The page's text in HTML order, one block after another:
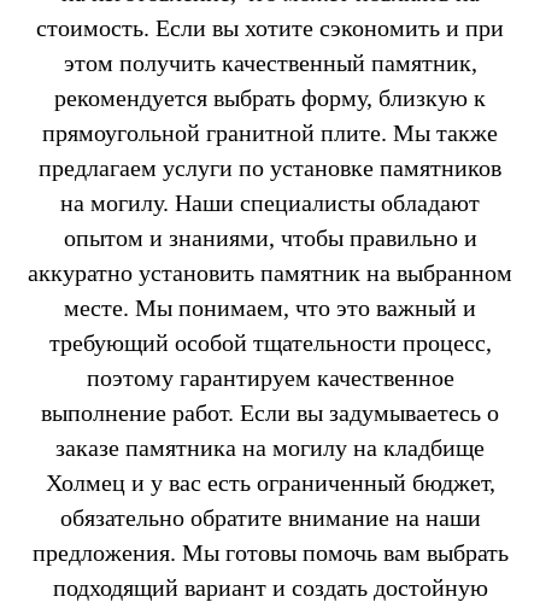
стоимость. Если вы хотите сэкономить и при
этом получить качественный памятник,
рекомендуется выбрать форму, близкую к
прямоугольной гранитной плите. Мы также
предлагаем услуги по установке памятников
на могилу. Наши специалисты обладают
опытом и знаниями, чтобы правильно и
аккуратно установить памятник на выбранном
месте. Мы понимаем, что это важный и
требующий особой тщательности процесс,
поэтому гарантируем качественное
выполнение работ. Если вы задумываетесь о
заказе памятника на могилу на кладбище
Холмец и у вас есть ограниченный бюджет,
обязательно обратите внимание на наши
предложения. Мы готовы помочь вам выбрать
подходящий вариант и создать достойную